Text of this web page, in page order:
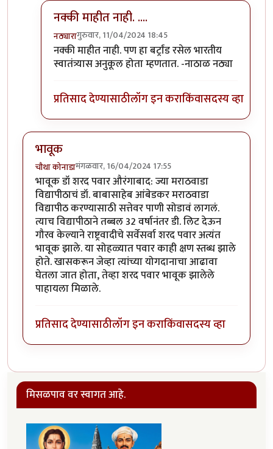
नक्की माहीत नाही. ....
नठ्यारागुरुवार, 11/04/2024 18:45
In reply toरसेल तोच ना १९ व्याbyअहिरावण
नक्की माहीत नाही. पण हा बर्ट्रांड रसेल भारतीय
स्वातंत्र्यास अनुकूल होता म्हणतात. -नाठाळ नठ्या
प्रतिसाद देण्यासाठीलॉग इन कराकिंवासदस्य व्हा
भावूक
चौथा कोनाडामंगळवार, 16/04/2024 17:55
भावूक डॉ शरद पवार औरंगाबाद: ज्या मराठवाडा
विद्यापीठाचं डॉ. बाबासाहेब आंबेडकर मराठवाडा
विद्यापीठ करण्यासाठी सत्तेवर पाणी सोडावं लागलं.
त्याच विद्यापीठाने तब्बल 32 वर्षानंतर डी. लिट देऊन
गौरव केल्याने राष्ट्रवादीचे सर्वेसर्वा शरद पवार अत्यंत
भावूक झाले. या सोहळ्यात पवार काही क्षण स्तब्ध झाले
होते. खासकरून जेव्हा त्यांच्या योगदानाचा आढावा
घेतला जात होता, तेव्हा शरद पवार भावूक झालेले
पाहायला मिळाले.
प्रतिसाद देण्यासाठीलॉग इन कराकिंवासदस्य व्हा
मिसळपाव वर स्वागत आहे.